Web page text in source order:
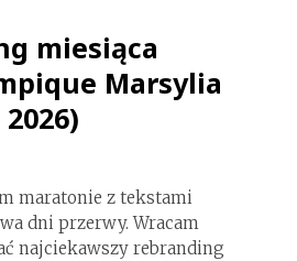
miesiąca
Marsylia
maratonie z tekstami
dni przerwy. Wracam
najciekawszy rebranding